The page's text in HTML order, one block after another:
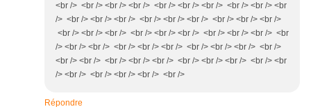
<br /> <br /> <br /> <br /> <br /> <br /> <br /> <br /> <br /> <br
/> <br /> <br /> <br /> <br /> <br /> <br /> <br /> <br /> <br />
<br /> <br /> <br /> <br /> <br /> <br /> <br /> <br /> <br /> <br
/> <br /> <br /> <br /> <br /> <br /> <br /> <br /> <br /> <br />
<br /> <br /> <br /> <br /> <br /> <br /> <br /> <br /> <br /> <br
/> <br /> <br /> <br /> <br /> <br />
Répondre